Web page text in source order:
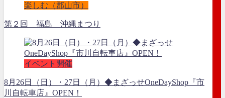
楽しむ（郡山市）
第２回 福島 沖縄まつり
イベント開催
8月26日（日）・27日（月）◆まざっせOneDayShop『市
川自転車店』OPEN！